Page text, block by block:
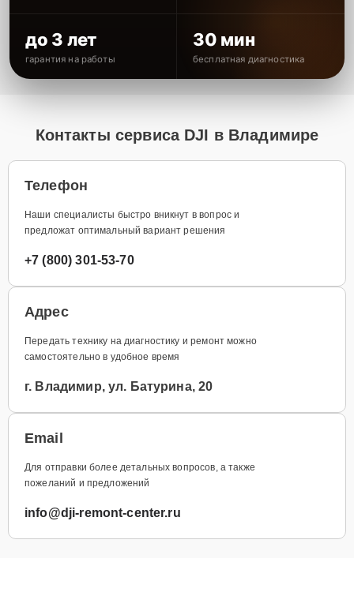
до 3 лет
гарантия на работы
30 мин
бесплатная диагностика
Контакты сервиса DJI в Владимире
Телефон
Наши специалисты быстро вникнут в вопрос и
предложат оптимальный вариант решения
+7 (800) 301-53-70
Адрес
Передать технику на диагностику и ремонт можно
самостоятельно в удобное время
г. Владимир, ул. Батурина, 20
Email
Для отправки более детальных вопросов, а также
пожеланий и предложений
info@dji-remont-center.ru